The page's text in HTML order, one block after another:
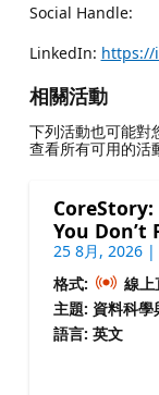
Social Handle:
LinkedIn: https://
相關活動
下列活動也可能對
查看所有可用的活
You
25 8月, 2026 |
格式:
線上
主題: 資料科學
語言: 英文